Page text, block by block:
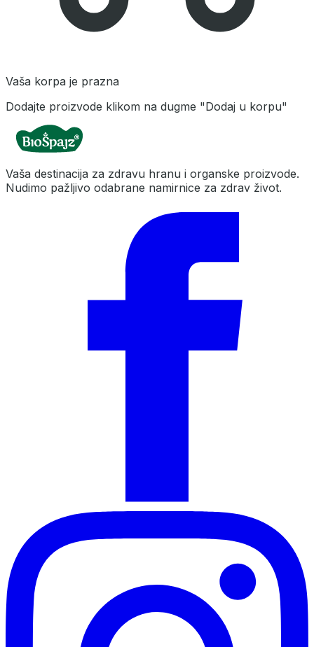
Vaša korpa je prazna
Dodajte proizvode klikom na dugme "Dodaj u korpu"
Vaša destinacija za zdravu hranu i organske proizvode.
Nudimo pažljivo odabrane namirnice za zdrav život.